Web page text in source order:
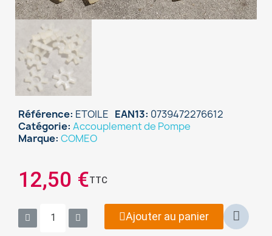
Référence ETOILE EAN13 0739472276612
Catégorie Accouplement de Pompe
Marque COMEO
12,50 €TTC
Ajouter au panier